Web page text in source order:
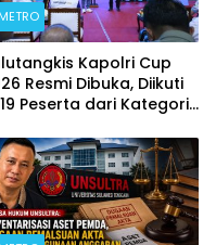
METRO
Kapolri Cup
Resmi Dibuka, Diikuti
Peserta dari Kategori